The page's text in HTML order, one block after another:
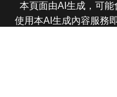
本頁面由AI生成，可能
使用本AI生成內容服務